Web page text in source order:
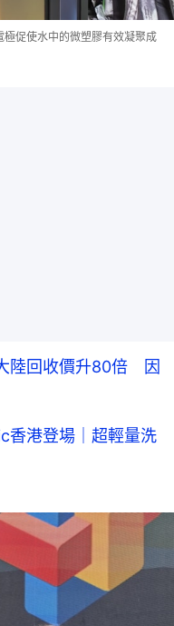
促使水中的微塑膠有效凝聚成
陸回收價升80倍 因
香港登場｜超輕量洗